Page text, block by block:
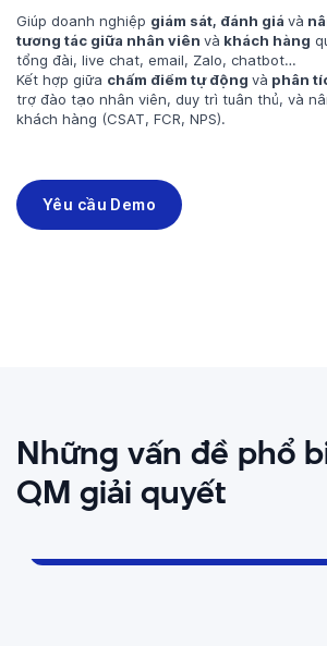
Giúp doanh nghiệp giám sát, đánh giá và
tương tác giữa nhân viên và khách hàng
tổng đài, live chat, email, Zalo, chatbot…
Kết hợp giữa chấm điểm tự động và phân
trợ đào tạo nhân viên, duy trì tuân thủ, và
khách hàng (CSAT, FCR, NPS).
Yêu cầu Demo
Những vấn đề phổ
QM giải quyết
Không thể kiểm soát hết các